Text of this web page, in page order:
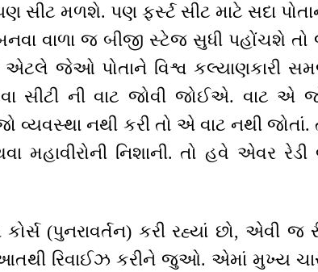
સીટ મળશે. પણ ફર્સ્ટ સીટ માટે સદા
બનવા વાળા જ બીજી સ્ટેજ સુધી પહોંચશે તો
એટલે જેઓ પોતાને વિશ્વ કલ્યાણકારી
સીટી ની વાટ જોવી જોઈએ. વાટ એ
વ્યવસ્થા નથી કરી તો એ વાટ નથી
નિશાની. તો હવે એવર રેડી
(પુનરાવર્તન) કરી રહ્યાં છો, એવી જ
રિવાઈઝ કરીને જુઓ. એમાં મુખ્ય